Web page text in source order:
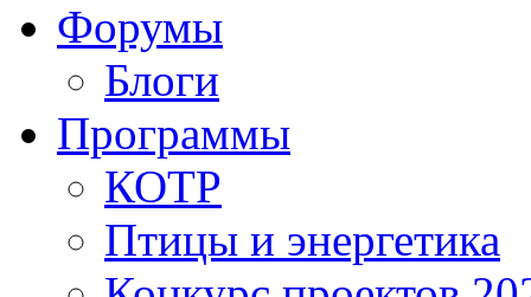
Форумы
Блоги
Программы
КОТР
Птицы и энергетика